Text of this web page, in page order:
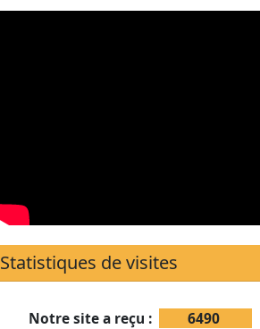
Statistiques de visites
Notre site a reçu : 6490